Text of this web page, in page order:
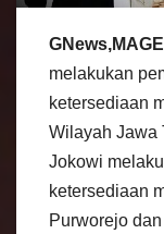
melakukan
ketersediaan
Wilayah Jawa
Jokowi
ketersediaan
Purworejo